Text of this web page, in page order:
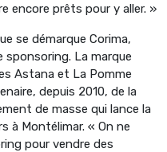
encore prêts pour y aller. »
se démarque Corima,
sponsoring. La marque
Astana et La Pomme
depuis 2010, de la
de masse qui lance la
à Montélimar. « On ne
pour vendre des